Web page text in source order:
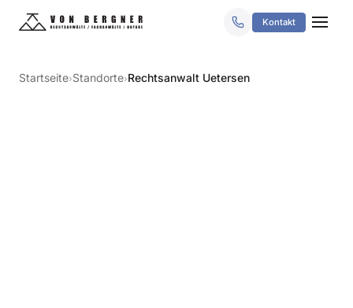
Kontakt
Startseite›Standorte›Rechtsanwalt Uetersen